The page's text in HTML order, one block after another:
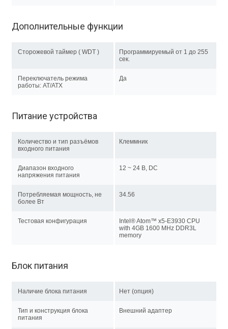
Дополнительные функции
Сторожевой таймер ( WDT )
Программируемый от 1 до 255
сек.
Переключатель режима
работы: AT/ATX
Да
Питание устройства
Количество и тип разъёмов
входного питания
Клеммник
Диапазон входного
напряжения питания
12 ~ 24 В, DC
Потребляемая мощность, не
более Вт
34.56
Тестовая конфигурация
Intel® Atom™ x5-E3930 CPU
with 4GB 1600 MHz DDR3L
memory
Блок питания
Наличие блока питания Нет (опция)
Тип и конструкция блока
питания
Внешний адаптер